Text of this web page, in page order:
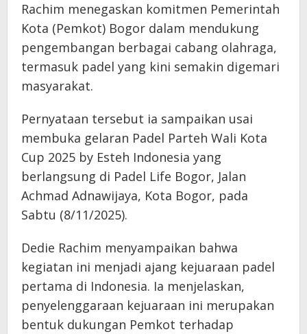
Rachim menegaskan komitmen Pemerintah
Kota (Pemkot) Bogor dalam mendukung
pengembangan berbagai cabang olahraga,
termasuk padel yang kini semakin digemari
masyarakat.
Pernyataan tersebut ia sampaikan usai
membuka gelaran Padel Parteh Wali Kota
Cup 2025 by Esteh Indonesia yang
berlangsung di Padel Life Bogor, Jalan
Achmad Adnawijaya, Kota Bogor, pada
Sabtu (8/11/2025).
Dedie Rachim menyampaikan bahwa
kegiatan ini menjadi ajang kejuaraan padel
pertama di Indonesia. Ia menjelaskan,
penyelenggaraan kejuaraan ini merupakan
bentuk dukungan Pemkot terhadap